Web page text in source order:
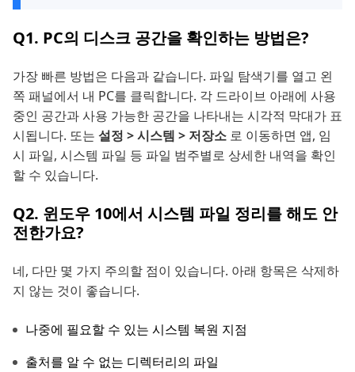
Q1. PC의 디스크 공간을 확인하는 방법은?
가장 빠른 방법은 다음과 같습니다. 파일 탐색기를 열고 왼
쪽 패널에서 내 PC를 클릭합니다. 각 드라이브 아래에 사용
중인 공간과 사용 가능한 공간을 나타내는 시각적 막대가 표
시됩니다. 또는 설정 > 시스템 > 저장소 로 이동하면 앱, 임
시 파일, 시스템 파일 등 파일 범주별로 상세한 내역을 확인
할 수 있습니다.
Q2. 윈도우 10에서 시스템 파일 정리를 해도 안
전한가요?
네, 다만 몇 가지 주의할 점이 있습니다. 아래 항목은 삭제하
지 않는 것이 좋습니다.
나중에 필요할 수 있는 시스템 복원 지점
출처를 알 수 없는 디렉터리의 파일